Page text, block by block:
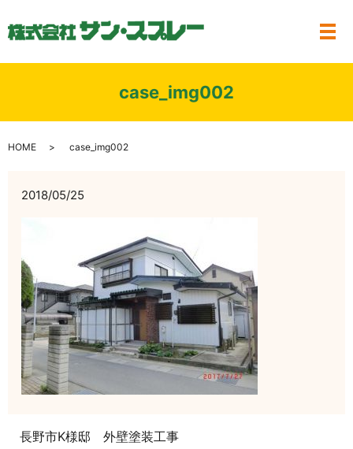
メ
case_img002
HOME case_img002
2018/05/25
長野市K様邸 外壁塗装工事